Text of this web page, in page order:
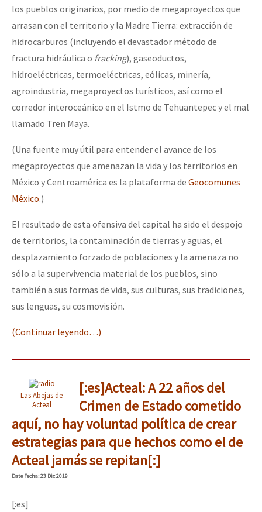
los pueblos originarios, por medio de megaproyectos que
arrasan con el territorio y la Madre Tierra: extracción de
hidrocarburos (incluyendo el devastador método de
fractura hidráulica o fracking), gaseoductos,
hidroeléctricas, termoeléctricas, eólicas, minería,
agroindustria, megaproyectos turísticos, así como el
corredor interoceánico en el Istmo de Tehuantepec y el mal
llamado Tren Maya.
(Una fuente muy útil para entender el avance de los
megaproyectos que amenazan la vida y los territorios en
México y Centroamérica es la plataforma de Geocomunes
México.)
El resultado de esta ofensiva del capital ha sido el despojo
de territorios, la contaminación de tierras y aguas, el
desplazamiento forzado de poblaciones y la amenaza no
sólo a la supervivencia material de los pueblos, sino
también a sus formas de vida, sus culturas, sus tradiciones,
sus lenguas, su cosmovisión.
(Continuar leyendo…)
Las Abejas de
Acteal
[:es]Acteal: A 22 años del
Crimen de Estado cometido
aquí, no hay voluntad política de crear
estrategias para que hechos como el de
Acteal jamás se repitan[:]
DateFecha: 23 Dic 2019
[:es]